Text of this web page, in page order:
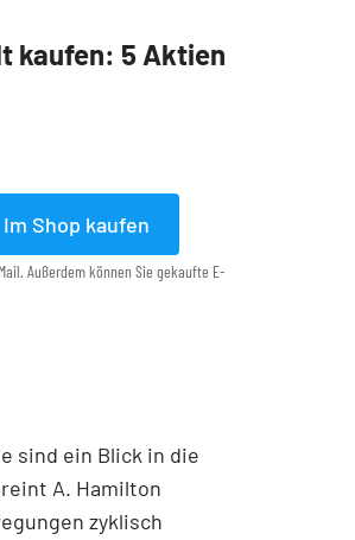
kaufen: 5 Aktien
Im Shop kaufen
Außerdem können Sie gekaufte E-
sind ein Blick in die
A. Hamilton
zyklisch